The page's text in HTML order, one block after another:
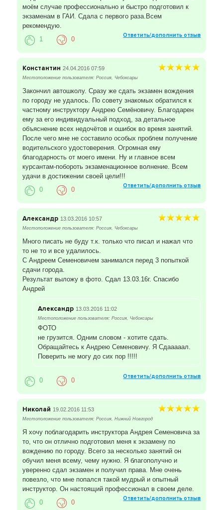
моём случае профессионально и быстро подготовил к
экзаменам в ГАИ. Сдала с первого раза.Всем
рекомендую.
Ответить/дополнить отзыв
1 0
Константин 24.04.2016 07:59
Местоположение пользователя: Россия, Чебоксары
Закончил автошколу. Сразу же сдать экзамен вождения
по городу не удалось. По совету знакомых обратился к
частному инструктору Андрею Семёновичу. Благодарен
ему за его индивидуальный подход, за детальное
объяснение всех недочётов и ошибок во время занятий.
После чего мне не составило особых проблем получение
водительского удостоверения. Огромная ему
благодарность от моего имени. Ну и главное всем
курсантам-побороть экзаменационное волнение. Всем
удачи в достижении своей цели!!!
Ответить/дополнить отзыв
0 0
Александр 13.03.2016 10:57
Местоположение пользователя: Россия, Чебоксары
Много писать не буду т.к. только что писал и нажал что
то не то и все удалилось.
С Андреем Семеновичем занимался перед 3 попыткой
сдачи города.
Результат выложу в фото. Сдал 13.03.16г. Спасибо
Андрей
Александр 13.03.2016 11:02
Местоположение пользователя: Россия, Чебоксары
ФОТО
не грузится. Одним словом - хотите сдать.
Обращайтесь к Андрею Семеновичу. Я Сдааааал.
Поверить не могу до сих пор !!!!!
Ответить/дополнить отзыв
0 0
Николай 19.02.2016 11:53
Местоположение пользователя: Россия, Нижний Новгород
Я хочу поблагодарить инструктора Андрея Семеновича за
то, что он отлично подготовил меня к экзамену по
вождению по городу. Всего за несколько занятий он
обучил меня всему, чему нужно. Я благополучно и
уверенно сдал экзамен и получил права. Мне очень
повезло, что мне попался такой мудрый и опытный
инструктор. Он настоящий профессионал в своем деле.
Ответить/дополнить отзыв
0 0